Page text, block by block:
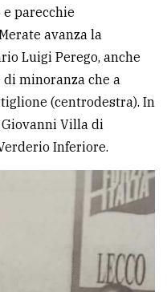
parecchie
avanza la
Luigi Perego, anche
minoranza che a
(centrodestra). In
Villa di
Inferiore.